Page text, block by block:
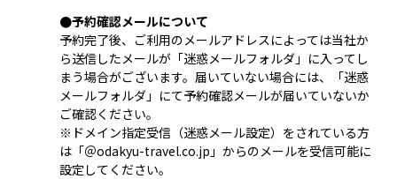
●予約確認メールについて
予約完了後、ご利用のメールアドレスによっては当社か
ら送信したメールが「迷惑メールフォルダ」に入ってし
まう場合がございます。届いていない場合には、「迷惑
メールフォルダ」にて予約確認メールが届いていないか
ご確認ください。
※ドメイン指定受信（迷惑メール設定）をされている方
は「＠odakyu-travel.co.jp」からのメールを受信可能に
設定してください。